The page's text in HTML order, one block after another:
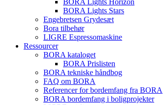
BORA Lights Horizon
BORA Lights Stars
Engebretsen Grydesæt
Bora tilbehør
LIGRE Espressomaskine
Ressourcer
BORA kataloget
BORA Prislisten
BORA tekniske håndbog
FAQ om BORA
Referencer for bordemfang fra BORA
BORA bordemfang i boligprojekter